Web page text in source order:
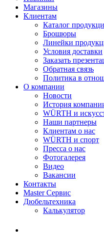
Магазины
Клиентам
Каталог
Брошюры
Линейки
Условия доставки
Заказать
Обратная связь
Политика в
О компании
Новости
История
WÜRTH и
Наши партнеры
Клиентам о нас
WÜRTH и спорт
Пресса о нас
Фотогалерея
Видео
Вакансии
Контакты
Master Сервис
Дюбельтехника
Калькулятор